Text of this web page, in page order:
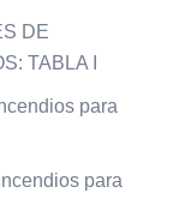
DE
TABLA I
para
para